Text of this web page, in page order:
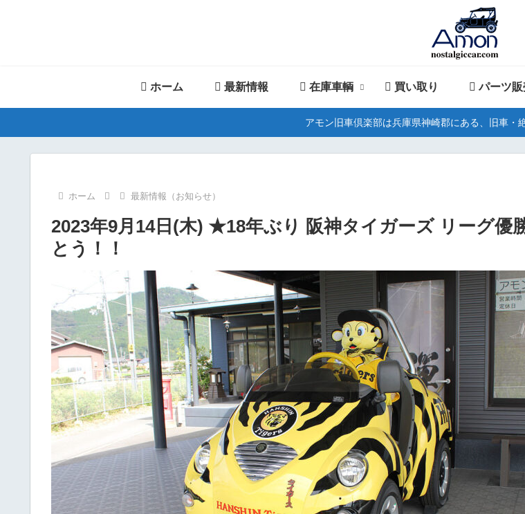
ホーム 最新情報 在庫車輌 買い取り パーツ販
アモン旧車倶楽部は兵庫県神崎郡にある、旧車・
ホーム 最新情報（お知らせ）
2023年9月14日(木) ★18年ぶり 阪神タイガーズ リーグ優
とう！！